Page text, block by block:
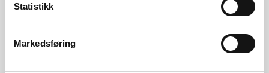
Statistikk
Markedsføring
KRAFTPRISENE